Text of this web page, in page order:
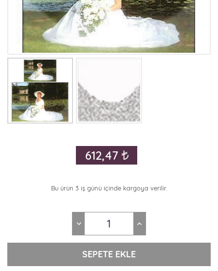
612,47
Bu ürün 3 iş günü içinde kargoya verilir.